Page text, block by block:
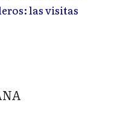
las visitas